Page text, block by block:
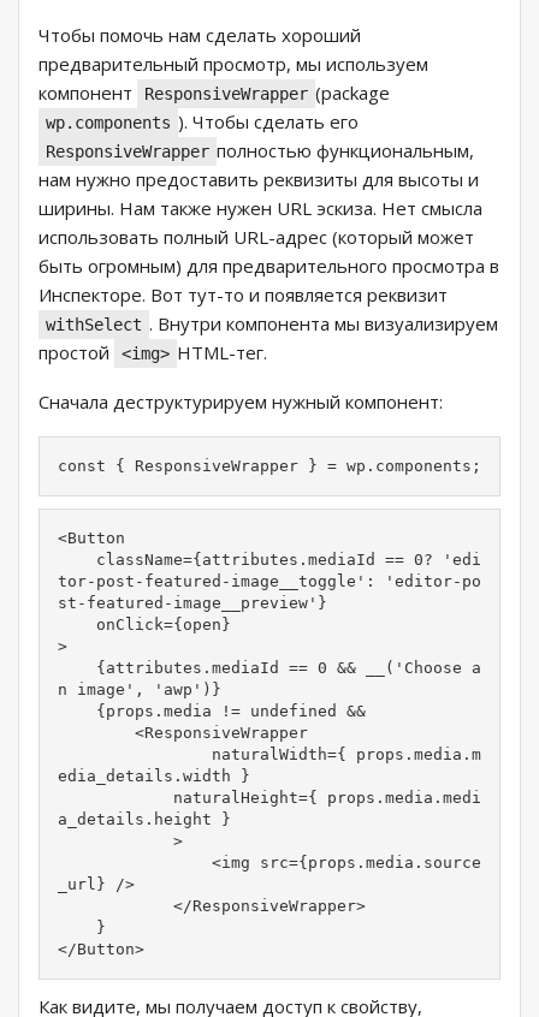
Чтобы помочь нам сделать хороший
предварительный просмотр, мы используем
компонент
ResponsiveWrapper (package
wp.components ). Чтобы сделать его
ResponsiveWrapper полностью функциональным,
нам нужно предоставить реквизиты для высоты и
ширины. Нам также нужен URL эскиза. Нет смысла
использовать полный URL-адрес (который может
быть огромным) для предварительного просмотра в
Инспекторе. Вот тут-то и появляется реквизит
withSelect . Внутри компонента мы визуализируем
простой
<img> HTML-тег.
Сначала деструктурируем нужный компонент:
const { ResponsiveWrapper } = wp.components;
<Button
tor-post-featured-image__toggle': 'editor-po
st-featured-image__preview'}
>
n image', 'awp')}
edia_details.width }
a_details.height }
_url} />
</Button>
Как видите, мы получаем доступ к свойству,